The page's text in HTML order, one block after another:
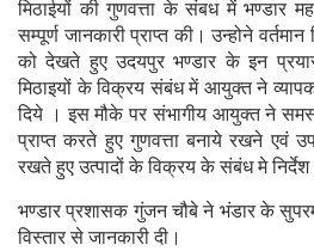
मिठाईयों की गुणवत्ता के संबध में भण्डार
सम्पूर्ण जानकारी प्राप्त की। उन्होने
को देखते हुए उदयपुर भण्डार के इन
मिठाइयों के विक्रय संबंध में आयुक्त ने
दिये । इस मौके पर संभागीय आयुक्त ने
प्राप्त करते हुए गुणवत्ता बनाये रखने एवं
रखते हुए उत्पादों के विक्रय के संबंध मे निर्देश
भण्डार प्रशासक गुंजन चौबे ने भंडार के
विस्तार से जानकारी दी।